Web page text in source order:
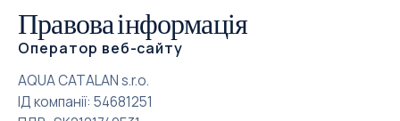
ЧОМУ СКЛО
BLOG
ДЕ ЗНАЙТИ
Правова інформація
Оператор веб-сайту
AQUA CATALAN s.r.o.
ІД компанії: 54681251